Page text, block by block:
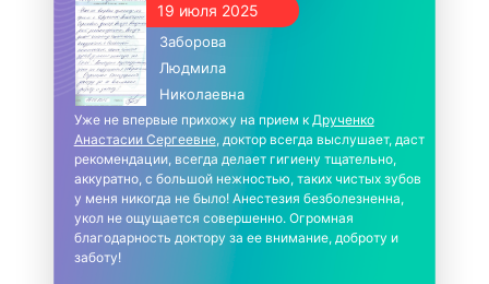
19 июля 2025
Заборова
Людмила
Николаевна
Уже не впервые прихожу на прием к Друченко
Анастасии Сергеевне, доктор всегда выслушает, даст
рекомендации, всегда делает гигиену тщательно,
аккуратно, с большой нежностью, таких чистых зубов
у меня никогда не было! Анестезия безболезненна,
укол не ощущается совершенно. Огромная
благодарность доктору за ее внимание, доброту и
заботу!